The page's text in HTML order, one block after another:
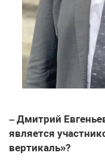
– Дмитрий
является
вертикаль»?